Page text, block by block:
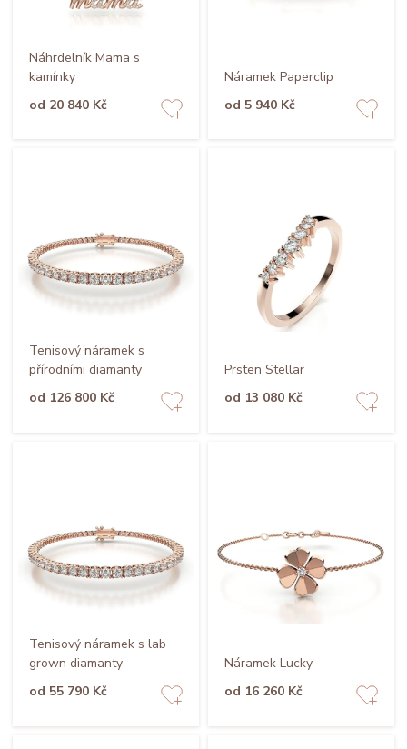
Náhrdelník Mama s
kamínky
od 20 840 Kč
Náramek Paperclip
od 5 940 Kč
Tenisový náramek s
přírodními diamanty
od 126 800 Kč
Prsten Stellar
od 13 080 Kč
Tenisový náramek s lab
grown diamanty
od 55 790 Kč
Náramek Lucky
od 16 260 Kč